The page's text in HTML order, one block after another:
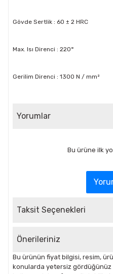
Gövde Sertlik : 60 ± 2 HRC
Max. Isı Direnci : 220°
Gerilim Direnci : 1300 N / mm²
Yorumlar
Bu ürüne ilk
Taksit Seçenekleri
Önerileriniz
Bu ürünün fiyat bilgisi, resim,
konularda yetersiz gördüğünüz